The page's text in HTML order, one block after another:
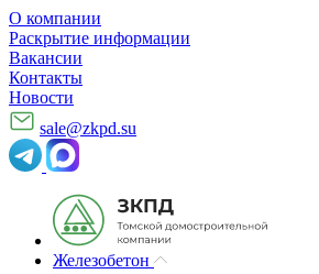
О компании
Раскрытие информации
Вакансии
Контакты
Новости
sale@zkpd.su
Железобетон